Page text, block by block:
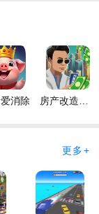
大量隐喻等待
杀现象，又联
消除 房产改造王游戏手机版手游
更多+